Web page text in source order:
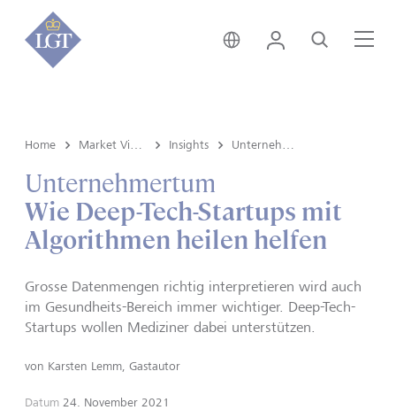
Deutschland • Deutsch
Login Suche
Home Insights
Unternehmertum
Wie Deep-Tech-Startups mit
Algorithmen heilen helfen
Grosse Datenmengen richtig interpretieren wird auch
im Gesundheits-Bereich immer wichtiger. Deep-Tech-
Startups wollen Mediziner dabei unterstützen.
von Karsten Lemm, Gastautor
Datum 24. November 2021